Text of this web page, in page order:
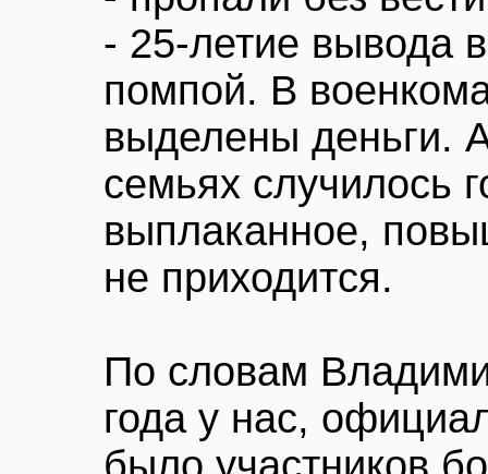
- 25-летие вывода
помпой. В
выделены деньги.
семьях случилось
выплаканное,
не приходится.
По словам
года у нас,